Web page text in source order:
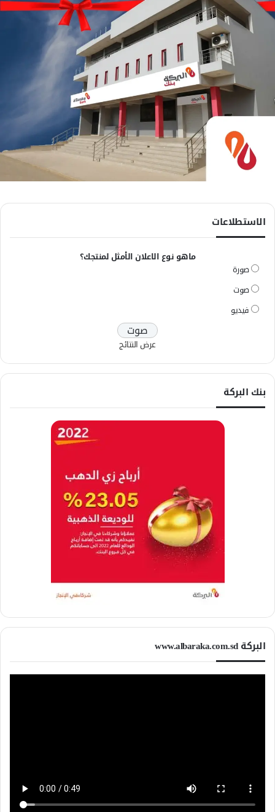
الاستطلاعات
ماهو نوع الاعلان الأمثل لمنتجك؟
صورة
صوت
فيديو
عرض النتائج
بنك البركة
البركة www.albaraka.com.sd